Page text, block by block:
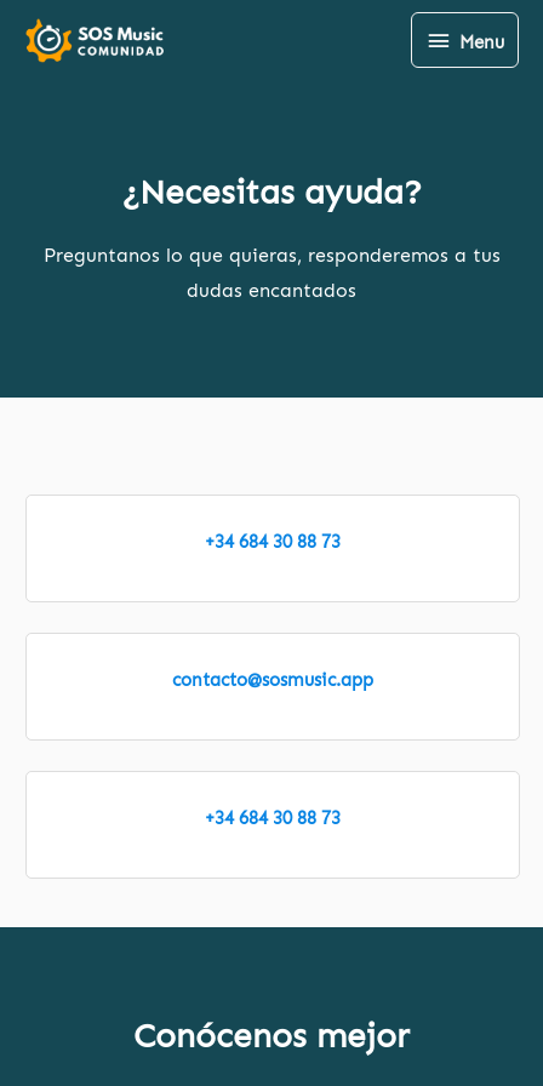
Menu
Menu
¿Necesitas ayuda?
Preguntanos lo que quieras, responderemos a tus
dudas encantados
+34 684 30 88 73
contacto@sosmusic.app
+34 684 30 88 73
Conócenos mejor